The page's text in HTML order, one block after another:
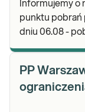
Informujemy o
punktu pobrań
dniu 06.08 -
PP